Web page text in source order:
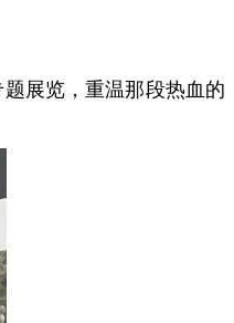
展览，重温那段热血的